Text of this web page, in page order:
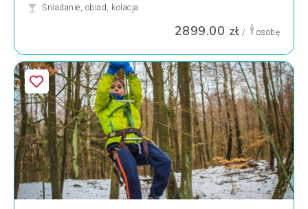
Śniadanie, obiad, kolacja
2899.00 zł / osobę